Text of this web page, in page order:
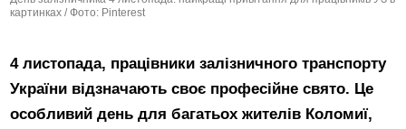
картинках / Фото: Pinterest
4 листопада, працівники залізничного транспорту
України відзначають своє професійне свято. Це
особливий день для багатьох жителів Коломиї,